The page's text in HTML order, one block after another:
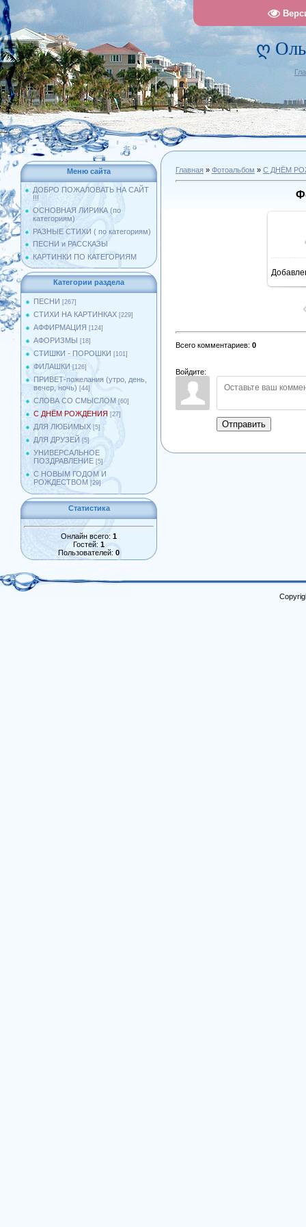
ღ
Меню сайта
ДОБРО ПОЖАЛОВАТЬ НА САЙТ
!!!
ОСНОВНАЯ ЛИРИКА (по
категориям)
РАЗНЫЕ СТИХИ ( по категориям)
ПЕСНИ и РАССКАЗЫ
КАРТИНКИ ПО КАТЕГОРИЯМ
Категории раздела
ПЕСНИ [267]
СТИХИ НА КАРТИНКАХ [229]
АФФИРМАЦИЯ [124]
АФОРИЗМЫ [18]
СТИШКИ - ПОРОШКИ [101]
ФИЛАШКИ [126]
ПРИВЕТ-пожелания (утро, день,
вечер, ночь) [44]
СЛОВА СО СМЫСЛОМ [60]
С ДНЁМ РОЖДЕНИЯ [27]
ДЛЯ ЛЮБИМЫХ [5]
ДЛЯ ДРУЗЕЙ [5]
УНИВЕРСАЛЬНОЕ
ПОЗДРАВЛЕНИЕ [5]
С НОВЫМ ГОДОМ И
РОЖДЕСТВОМ [29]
Статистика
Онлайн всего: 1
Гостей: 1
Пользователей: 0
Главная » Фотоальбом » С ДНЁМ
Всего комментариев: 0
Войдите:
Отправить